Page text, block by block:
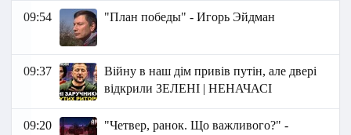
09:54 "План победы" - Игорь Эйдман
09:37
Війну в наш дім привів путін, але двері
відкрили ЗЕЛЕНІ | НЕНАЧАСІ
09:20
"Четвер, ранок. Що важливого?" -